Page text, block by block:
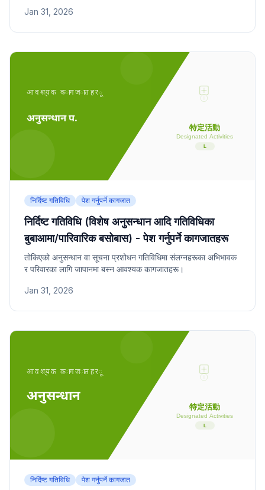
Jan 31, 2026
निर्दिष्ट गतिविधि पेश गर्नुपर्ने कागजात
निर्दिष्ट गतिविधि (विशेष अनुसन्धान आदि गतिविधिका
बुबाआमा/पारिवारिक बसोबास) - पेश गर्नुपर्ने कागजातहरू
तोकिएको अनुसन्धान वा सूचना प्रशोधन गतिविधिमा संलग्नहरूका अभिभावक
र परिवारका लागि जापानमा बस्न आवश्यक कागजातहरू।
Jan 31, 2026
निर्दिष्ट गतिविधि पेश गर्नुपर्ने कागजात